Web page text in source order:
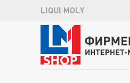
LIQUI MOLY